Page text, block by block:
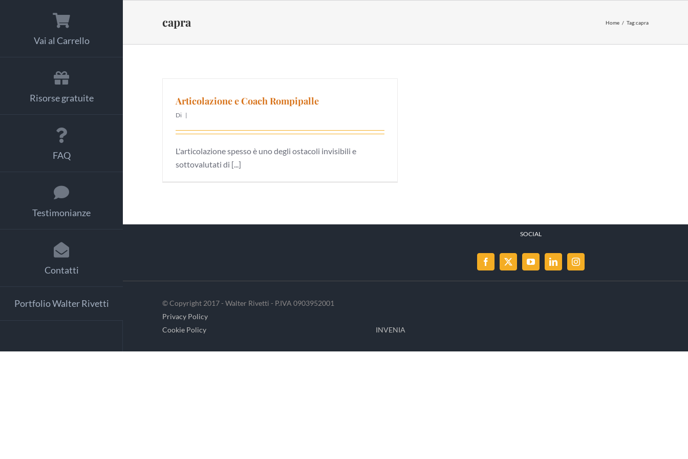
Vai al Carrello
Risorse gratuite
FAQ
Testimonianze
Contatti
Portfolio Walter Rivetti
capra Home Tag:capra
Articolazione e Coach Rompipalle
Di |
L'articolazione spesso è uno degli ostacoli invisibili e
sottovalutati di [...]
SOCIAL
© Copyright 2017 - Walter Rivetti - P.IVA 0903952001
Privacy Policy
Cookie Policy
INVENIA